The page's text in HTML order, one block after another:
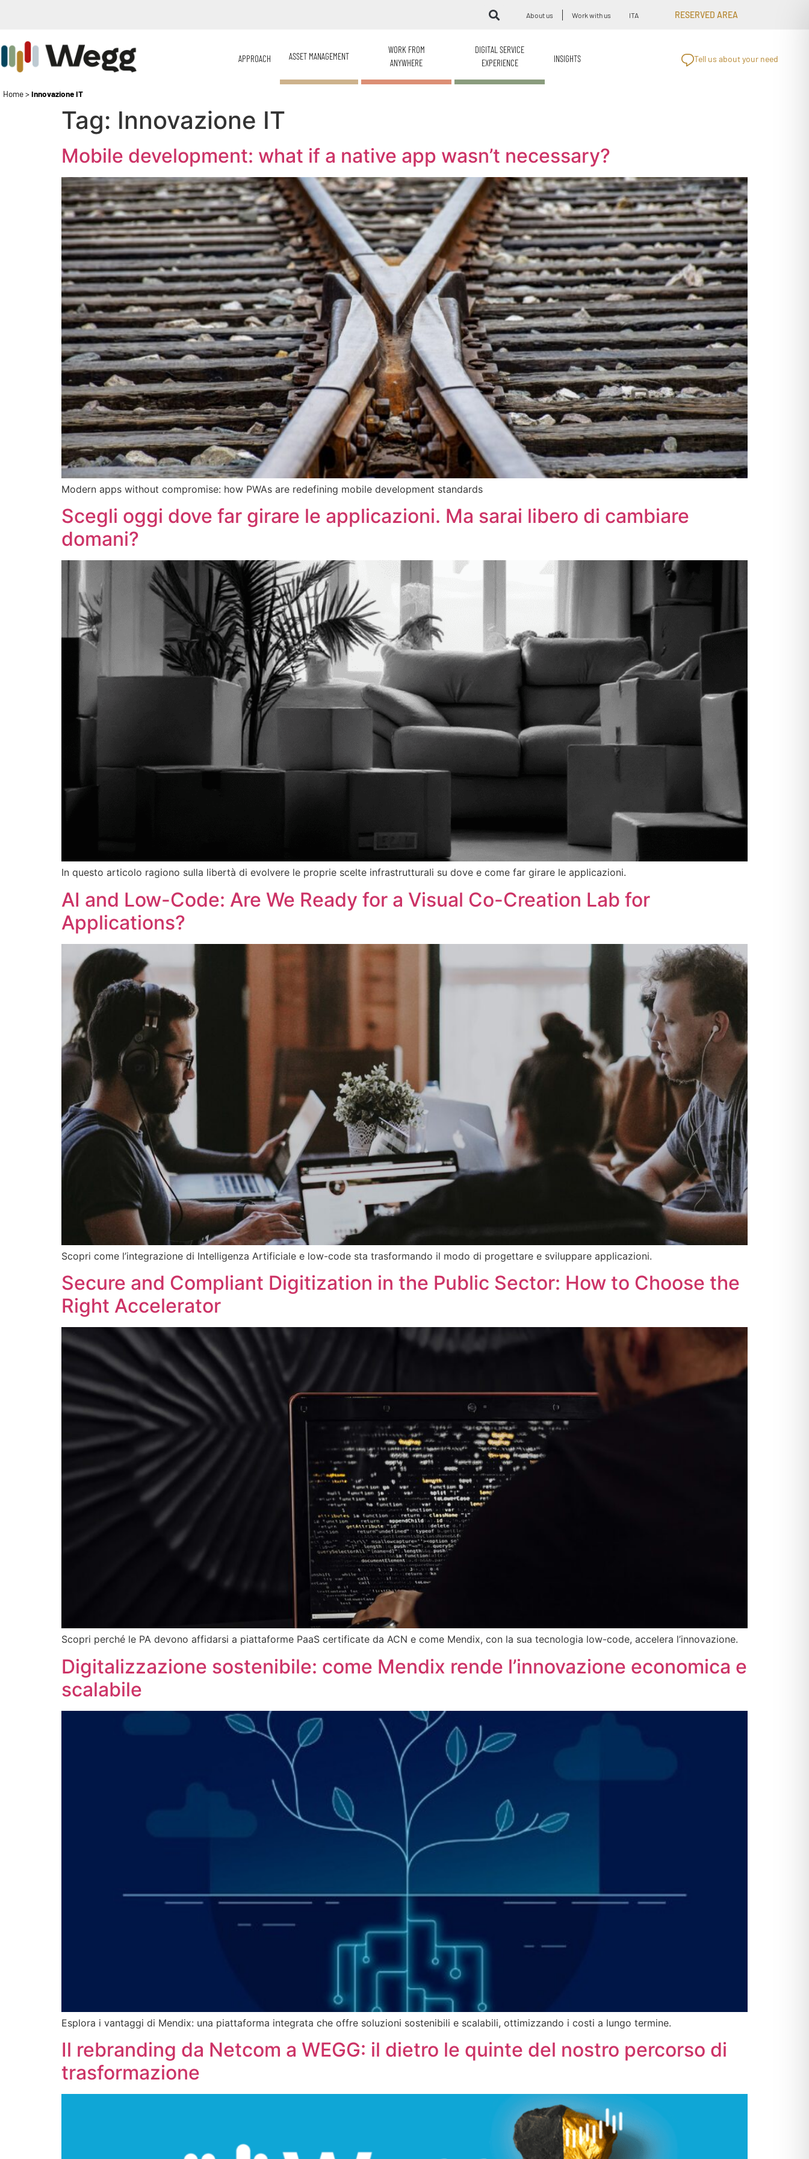
About us Work with us ITA RESERVED AREA
APPROACH ASSET MANAGEMENT
WORK FROM
ANYWHERE
DIGITAL SERVICE
EXPERIENCE
INSIGHTS Tell us about your need
Home>Innovazione IT
Tag: Innovazione IT
Mobile development: what if a native app wasn’t necessary?
Modern apps without compromise: how PWAs are redefining mobile development standards
Scegli oggi dove far girare le applicazioni. Ma sarai libero di cambiare
domani?
In questo articolo ragiono sulla libertà di evolvere le proprie scelte infrastrutturali su dove e come far girare le applicazioni.
AI and Low-Code: Are We Ready for a Visual Co-Creation Lab for
Applications?
Scopri come l’integrazione di Intelligenza Artificiale e low-code sta trasformando il modo di progettare e sviluppare applicazioni.
Secure and Compliant Digitization in the Public Sector: How to Choose the
Right Accelerator
Scopri perché le PA devono affidarsi a piattaforme PaaS certificate da ACN e come Mendix, con la sua tecnologia low-code, accelera l’innovazione.
Digitalizzazione sostenibile: come Mendix rende l’innovazione economica e
scalabile
Esplora i vantaggi di Mendix: una piattaforma integrata che offre soluzioni sostenibili e scalabili, ottimizzando i costi a lungo termine.
Il rebranding da Netcom a WEGG: il dietro le quinte del nostro percorso di
trasformazione